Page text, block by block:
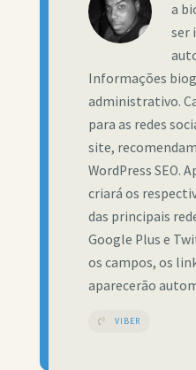
a
ser
Informações
administrativo.
para as redes
site,
WordPress SEO.
criará os
das principais
Google Plus e
os campos, os
aparecerão
VIBER